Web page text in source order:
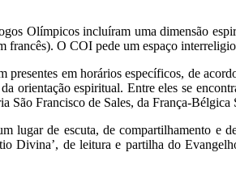
Olímpicos incluíram uma dimensão
O COI pede um espaço
em horários específicos, de
orientação espiritual. Entre eles se
São Francisco de Sales, da França-
lugar de escuta, de compartilhamento e
de leitura e partilha do